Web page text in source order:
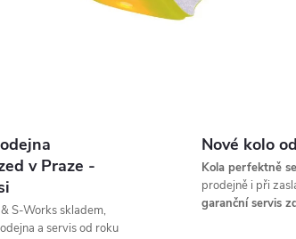
v Praze -
S-Works skladem,
a servis od roku
Nové kolo
Kola perfektně
prodejně i při
garanční servis